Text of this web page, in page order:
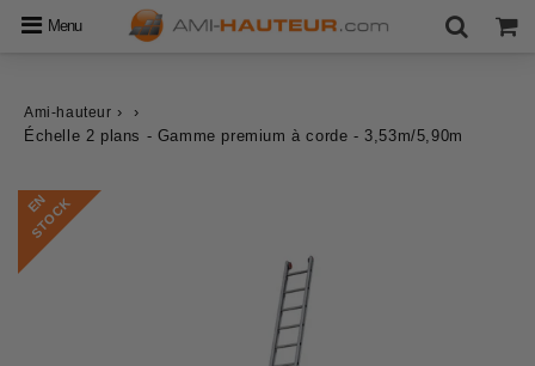
Menu
Ami-hauteur ›
›
Échelle 2 plans - Gamme premium à corde - 3,53m/5,90m
E
N
S
T
O
C
K